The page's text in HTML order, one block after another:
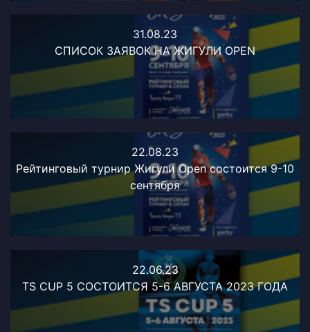
31.08.23
СПИСОК ЗАЯВОК НА ЖИГУЛИ OPEN
22.08.23
Рейтинговый турнир Жигули Open состоится 9-10
сентября
22.06.23
TS CUP 5 СОСТОИТСЯ 5-6 АВГУСТА 2023 ГОДА